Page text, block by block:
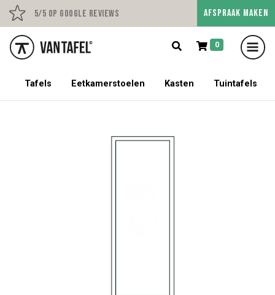
5/5 op Google Reviews Persoonlijk advies op
AFSPRAAK MAKEN
0
5% korting op een tafel met stoelen!
Tafels Eetkamerstoelen Kasten Tuintafels